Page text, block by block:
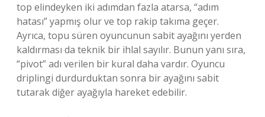
top elindeyken iki adımdan fazla atarsa, “adım
hatası” yapmış olur ve top rakip takıma geçer.
Ayrıca, topu süren oyuncunun sabit ayağını yerden
kaldırması da teknik bir ihlal sayılır. Bunun yanı sıra,
“pivot” adı verilen bir kural daha vardır. Oyuncu
driplingi durdurduktan sonra bir ayağını sabit
tutarak diğer ayağıyla hareket edebilir.